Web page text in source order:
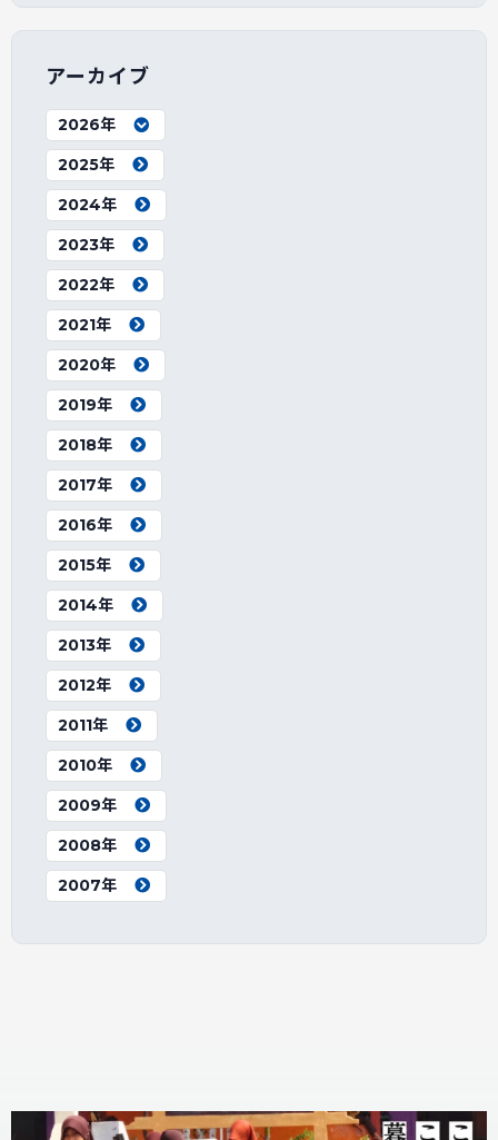
アーカイブ
2026年
2025年
2024年
2023年
2022年
2021年
2020年
2019年
2018年
2017年
2016年
2015年
2014年
2013年
2012年
2011年
2010年
2009年
2008年
2007年